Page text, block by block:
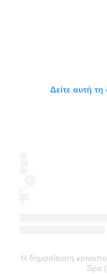
Δείτε αυτή
Η δημοσίευση
Spa